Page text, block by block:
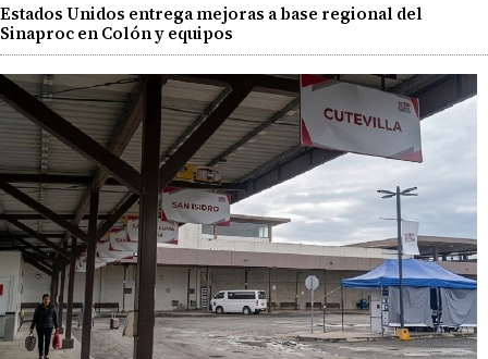
Estados Unidos entrega mejoras a base regional del
Sinaproc en Colón y equipos